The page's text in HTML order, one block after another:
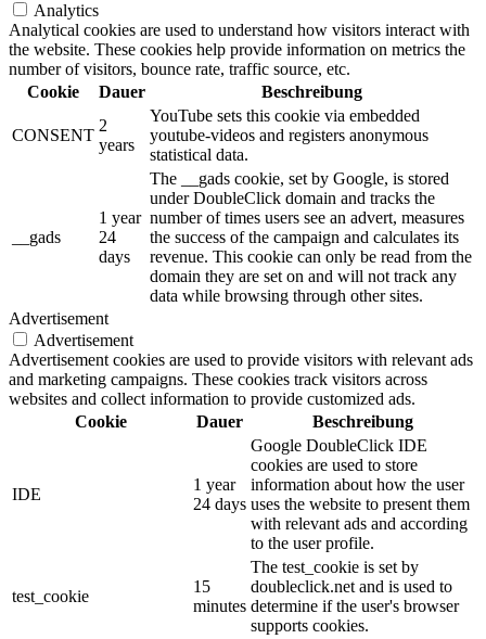
Analytics
Analytical cookies are used to understand how visitors interact with
the website. These cookies help provide information on metrics the
number of visitors, bounce rate, traffic source, etc.
Cookie
Dauer Beschreibung
CONSENT
2
years
YouTube sets this cookie via embedded
youtube-videos and registers anonymous
statistical data.
__gads
1 year
24
days
The __gads cookie, set by Google, is stored
under DoubleClick domain and tracks the
number of times users see an advert, measures
the success of the campaign and calculates its
revenue. This cookie can only be read from the
domain they are set on and will not track any
data while browsing through other sites.
Advertisement
Advertisement
Advertisement cookies are used to provide visitors with relevant ads
and marketing campaigns. These cookies track visitors across
websites and collect information to provide customized ads.
Cookie
Dauer Beschreibung
IDE
1 year
24 days
Google DoubleClick IDE
cookies are used to store
information about how the user
uses the website to present them
with relevant ads and according
to the user profile.
test_cookie
15
minutes
The test_cookie is set by
doubleclick.net and is used to
determine if the user's browser
supports cookies.